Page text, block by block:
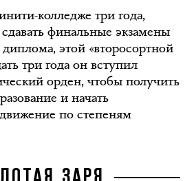
колледже три года,
финальные экзамены
этой «второсортной
три года он вступил
орден, чтобы получить
и начать
по степеням